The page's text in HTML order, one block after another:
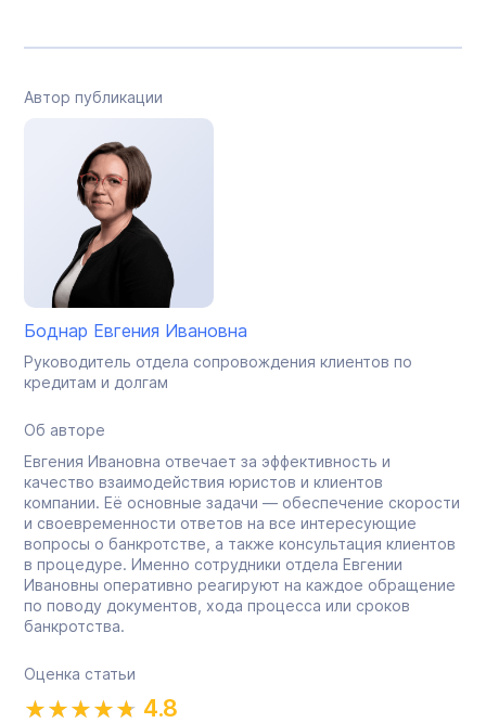
Автор публикации
Боднар Евгения Ивановна
Руководитель отдела сопровождения клиентов по
кредитам и долгам
Об авторе
Евгения Ивановна отвечает за эффективность и
качество взаимодействия юристов и клиентов
компании. Её основные задачи — обеспечение скорости
и своевременности ответов на все интересующие
вопросы о банкротстве, а также консультация клиентов
в процедуре. Именно сотрудники отдела Евгении
Ивановны оперативно реагируют на каждое обращение
по поводу документов, хода процесса или сроков
банкротства.
Оценка статьи
4.8